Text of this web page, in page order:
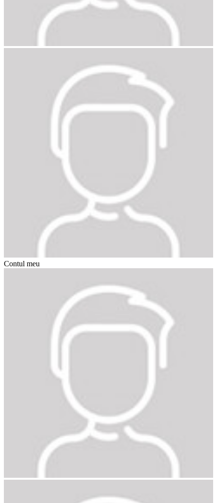
Contul meu